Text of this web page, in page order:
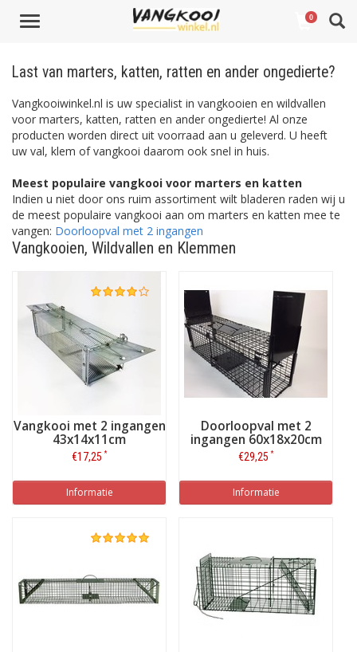
Toggle
0
Last van marters, katten, ratten en ander ongedierte?
Vangkooiwinkel.nl is uw specialist in vangkooien en wildvallen
voor marters, katten, ratten en ander ongedierte! Al onze
producten worden direct uit voorraad aan u geleverd. U heeft
uw val, klem of vangkooi daarom ook snel in huis.
Meest populaire vangkooi voor marters en katten
Indien u niet door ons ruim assortiment wilt bladeren raden wij u
de meest populaire vangkooi aan om marters en katten mee te
vangen: Doorloopval met 2 ingangen
Vangkooien, Wildvallen en Klemmen
Vangkooi met 2 ingangen
43x14x11cm
€17,25 *
Informatie
Doorloopval met 2
ingangen 60x18x20cm
€29,25 *
Informatie